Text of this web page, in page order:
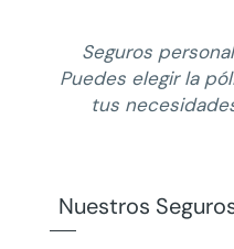
Seguros
Puedes elegir la
tus
Nuestros